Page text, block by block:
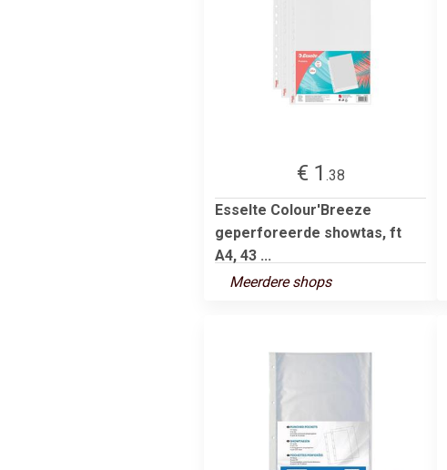
€ 1 .38
Esselte Colour'Breeze
geperforeerde showtas, ft
A4, 43 ...
Meerdere shops